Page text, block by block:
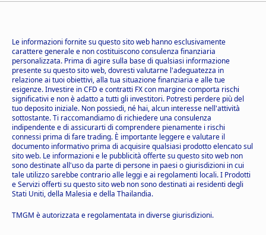
Le informazioni fornite su questo sito web hanno esclusivamente
carattere generale e non costituiscono consulenza finanziaria
personalizzata. Prima di agire sulla base di qualsiasi informazione
presente su questo sito web, dovresti valutarne l'adeguatezza in
relazione ai tuoi obiettivi, alla tua situazione finanziaria e alle tue
esigenze. Investire in CFD e contratti FX con margine comporta rischi
significativi e non è adatto a tutti gli investitori. Potresti perdere più del
tuo deposito iniziale. Non possiedi, né hai, alcun interesse nell'attività
sottostante. Ti raccomandiamo di richiedere una consulenza
indipendente e di assicurarti di comprendere pienamente i rischi
connessi prima di fare trading. È importante leggere e valutare il
documento informativo prima di acquisire qualsiasi prodotto elencato sul
sito web. Le informazioni e le pubblicità offerte su questo sito web non
sono destinate all'uso da parte di persone in paesi o giurisdizioni in cui
tale utilizzo sarebbe contrario alle leggi e ai regolamenti locali. I Prodotti
e Servizi offerti su questo sito web non sono destinati ai residenti degli
Stati Uniti, della Malesia e della Thailandia.
TMGM è autorizzata e regolamentata in diverse giurisdizioni.